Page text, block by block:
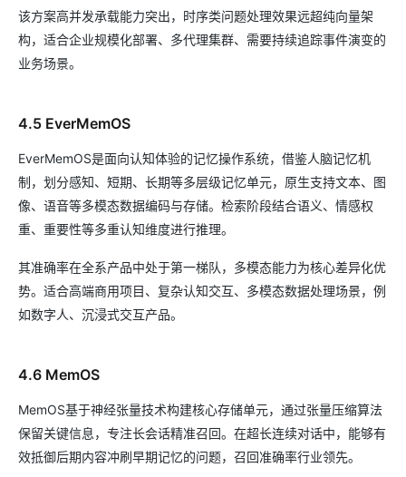
该方案高并发承载能力突出，时序类问题处理效果远超纯向量架
构，适合企业规模化部署、多代理集群、需要持续追踪事件演变的
业务场景。
4.5 EverMemOS
EverMemOS是面向认知体验的记忆操作系统，借鉴人脑记忆机
制，划分感知、短期、长期等多层级记忆单元，原生支持文本、图
像、语音等多模态数据编码与存储。检索阶段结合语义、情感权
重、重要性等多重认知维度进行推理。
其准确率在全系产品中处于第一梯队，多模态能力为核心差异化优
势。适合高端商用项目、复杂认知交互、多模态数据处理场景，例
如数字人、沉浸式交互产品。
4.6 MemOS
MemOS基于神经张量技术构建核心存储单元，通过张量压缩算法
保留关键信息，专注长会话精准召回。在超长连续对话中，能够有
效抵御后期内容冲刷早期记忆的问题，召回准确率行业领先。